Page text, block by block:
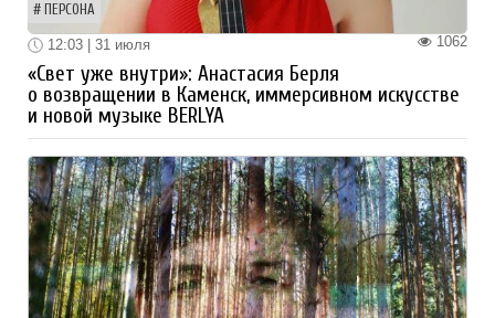
ПЕРСОНА
1062
12:03 | 31 июля
«Свет уже внутри»: Анастасия Берля
о возвращении в Каменск, иммерсивном искусстве
и новой музыке BERLYA